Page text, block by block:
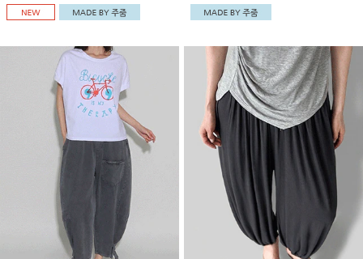
경되었습니다~가볍고 시원하게 착용되는 배
기통팬츠! 허리밴딩과 여유로운 통으로 편안해
되었어요~ 볼륨감 있는 항아리핏 실루엣이 유
니크하며 포켓디테일이 POINT!